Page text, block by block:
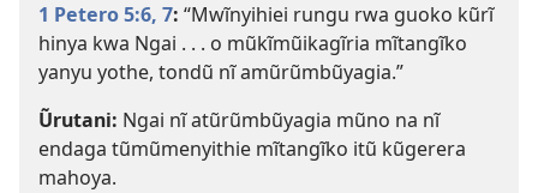
1 Petero 5:6, 7: “Mwĩnyihiei rungu rwa guoko kũrĩ
hinya kwa Ngai . . . o mũkĩmũikagĩria mĩtangĩko
yanyu yothe, tondũ nĩ amũrũmbũyagia.”
Ũrutani: Ngai nĩ atũrũmbũyagia mũno na nĩ
endaga tũmũmenyithie mĩtangĩko itũ kũgerera
mahoya.